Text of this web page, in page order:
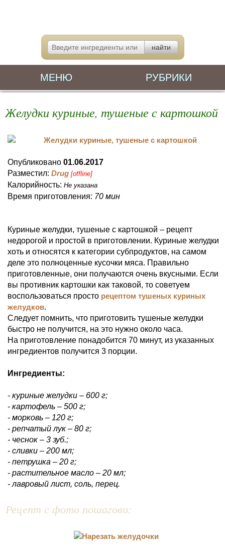
МЕНЮ РУБРИКИ
Желудки куриные, тушеные с картошкой
Опубликовано 01.06.2017
Разместил: Drug [offline]
Калорийность: Не указана
Время приготовления: 70 мин
Куриные желудки, тушеные с картошкой – рецепт
недорогой и простой в приготовлении. Куриные желудки
хоть и относятся к категории субпродуктов, на самом
деле это полноценные кусочки мяса. Правильно
приготовленные, они получаются очень вкусными. Если
вы противник картошки как таковой, то советуем
воспользоваться просто рецептом тушеных куриных
желудков.
Следует помнить, что приготовить тушеные желудки
быстро не получится, на это нужно около часа.
На приготовление понадобится 70 минут, из указанных
ингредиентов получится 3 порции.
Ингредиенты:
- куриные желудки – 600 г;
- картофель – 500 г;
- морковь – 120 г;
- репчатый лук – 80 г;
- чеснок – 3 зуб.;
- сливки – 200 мл;
- петрушка – 20 г;
- растительное масло – 20 мл;
- лавровый лист, соль, перец.
Рецепт с фото пошагово: